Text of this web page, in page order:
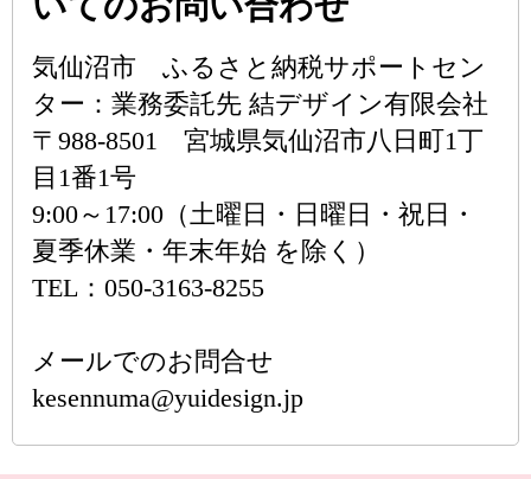
気仙沼市 ふるさと納税サポートセン
ター：業務委託先 結デザイン有限会社
〒988-8501 宮城県気仙沼市八日町1丁
目1番1号
9:00～17:00（土曜日・日曜日・祝日・
夏季休業・年末年始 を除く）
TEL：050-3163-8255
メールでのお問合せ
kesennuma@yuidesign.jp